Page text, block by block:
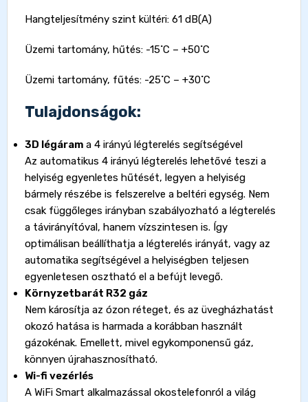
Hangteljesítmény szint kültéri: 61 dB(A)
Üzemi tartomány, hűtés: -15˚C – +50˚C
Üzemi tartomány, fűtés: -25˚C – +30˚C
Tulajdonságok:
3D légáram a 4 irányú légterelés segítségével
Az automatikus 4 irányú légterelés lehetővé teszi a
helyiség egyenletes hűtését, legyen a helyiség
bármely részébe is felszerelve a beltéri egység. Nem
csak függőleges irányban szabályozható a légterelés
a távirányítóval, hanem vízszintesen is. Így
optimálisan beállíthatja a légterelés irányát, vagy az
automatika segítségével a helyiségben teljesen
egyenletesen osztható el a befújt levegő.
Környzetbarát R32 gáz
Nem károsítja az ózon réteget, és az üvegházhatást
okozó hatása is harmada a korábban használt
gázokénak. Emellett, mivel egykomponensű gáz,
könnyen újrahasznosítható.
Wi-fi vezérlés
A WiFi Smart alkalmazással okostelefonról a világ